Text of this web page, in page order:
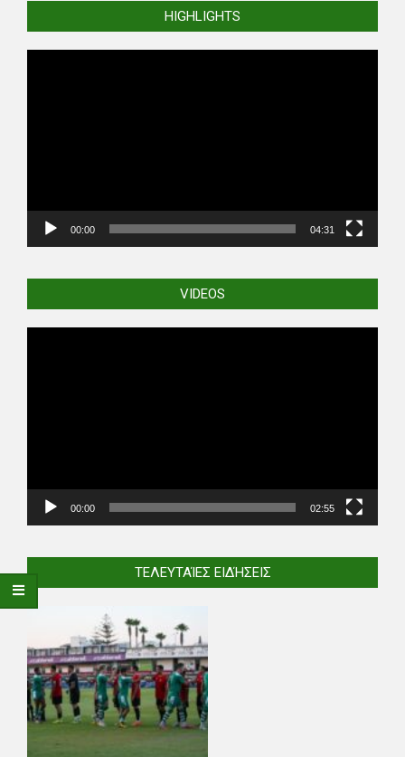
HIGHLIGHTS
00:00 04:31
VIDEOS
00:00 02:55
ΤΕΛΕΥΤΑΊΕΣ ΕΙΔΉΣΕΙΣ